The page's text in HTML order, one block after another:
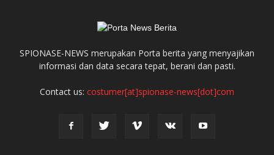
SPIONASE-NEWS merupakan Porta berita yang menyajikan
informasi dan data secara tepat, berani dan pasti.
Contact us: costumer[at]spionase-news[dot]com